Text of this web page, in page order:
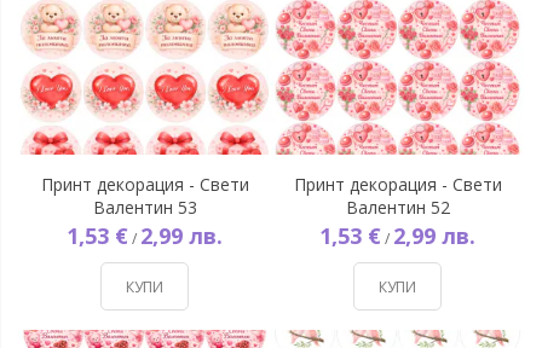
Принт декорация - Свети
Валентин 53
1,53 € / 2,99 лв.
КУПИ
Принт декорация - Свети
Валентин 52
1,53 € / 2,99 лв.
КУПИ